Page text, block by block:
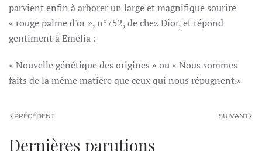
parvient enfin à arborer un large et magnifique sourire
« rouge palme d'or », n°752, de chez Dior, et répond
gentiment à Emélia :
« Nouvelle génétique des origines » ou « Nous sommes
faits de la même matière que ceux qui nous répugnent.»
PRÉCÉDENT SUIVANT
Dernières parutions